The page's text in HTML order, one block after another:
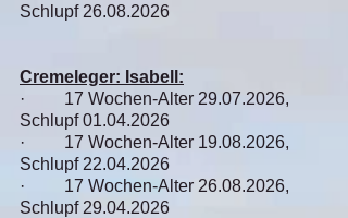
Schlupf 26.08.2026
Cremeleger: Isabell:
· 17 Wochen-Alter 29.07.2026,
Schlupf01.04.2026
· 17 Wochen-Alter 19.08.2026,
Schlupf 22.04.2026
· 17 Wochen-Alter 26.08.2026,
Schlupf 29.04.2026